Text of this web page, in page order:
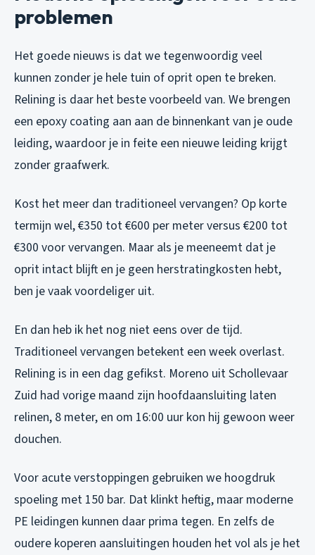
problemen
Het goede nieuws is dat we tegenwoordig veel
kunnen zonder je hele tuin of oprit open te breken.
Relining is daar het beste voorbeeld van. We brengen
een epoxy coating aan aan de binnenkant van je oude
leiding, waardoor je in feite een nieuwe leiding krijgt
zonder graafwerk.
Kost het meer dan traditioneel vervangen? Op korte
termijn wel, €350 tot €600 per meter versus €200 tot
€300 voor vervangen. Maar als je meeneemt dat je
oprit intact blijft en je geen herstratingkosten hebt,
ben je vaak voordeliger uit.
En dan heb ik het nog niet eens over de tijd.
Traditioneel vervangen betekent een week overlast.
Relining is in een dag gefikst. Moreno uit Schollevaar
Zuid had vorige maand zijn hoofdaansluiting laten
relinen, 8 meter, en om 16:00 uur kon hij gewoon weer
douchen.
Voor acute verstoppingen gebruiken we hoogdruk
spoeling met 150 bar. Dat klinkt heftig, maar moderne
PE leidingen kunnen daar prima tegen. En zelfs de
oudere koperen aansluitingen houden het vol als je het